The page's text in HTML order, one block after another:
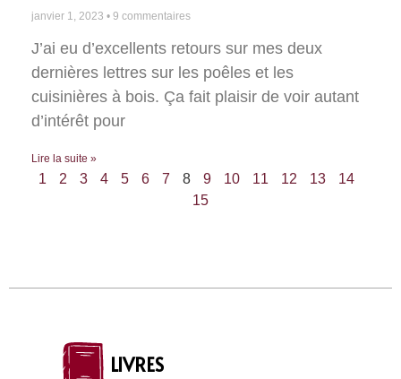
janvier 1, 2023 9 commentaires
J’ai eu d’excellents retours sur mes deux
dernières lettres sur les poêles et les
cuisinières à bois. Ça fait plaisir de voir autant
d’intérêt pour
Lire la suite »
1 2 3 4 5 6 7 8 9 10 11 12 13
14
15
LIVRES